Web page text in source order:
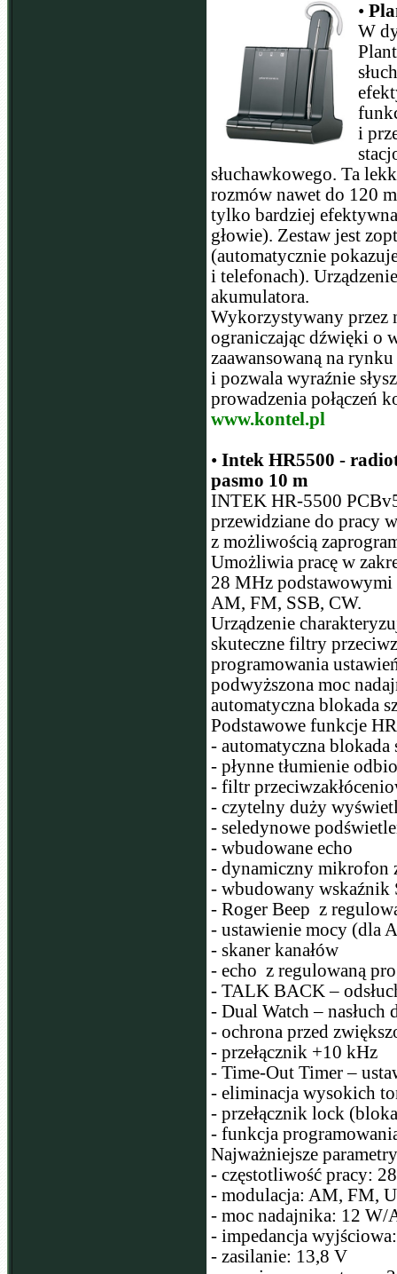
•
W
i
słuchawkowego. Ta
rozmów nawet do 120
tylko bardziej
głowie). Zestaw jest
(automatycznie
i telefonach).
akumulatora.
Wykorzystywany przez
ograniczając dźwięki o
zaawansowaną na
i pozwala wyraźnie
prowadzenia połączeń
www.kontel.pl
• Intek HR5500 -
pasmo 10 m
INTEK HR-5500
przewidziane do pracy
z możliwością
Umożliwia pracę w
28 MHz
AM, FM, SSB, CW.
Urządzenie
skuteczne filtry
programowania
podwyższona moc
automatyczna blokada
Podstawowe funkcje
- automatyczna
- płynne tłumienie
- filtr
- czytelny duży
- seledynowe
- wbudowane echo
- dynamiczny mikrofon
- wbudowany wskaźnik
- Roger Beep z
- ustawienie mocy (dla
- skaner kanałów
- echo z regulowaną
- TALK BACK –
- Dual Watch – nasłuch
- ochrona przed
- przełącznik +10 kHz
- Time-Out Timer –
- eliminacja wysokich
- przełącznik lock
- funkcja
Najważniejsze
- częstotliwość pracy:
- modulacja: AM, FM,
- moc nadajnika: 12
- impedancja
- zasilanie: 13,8 V